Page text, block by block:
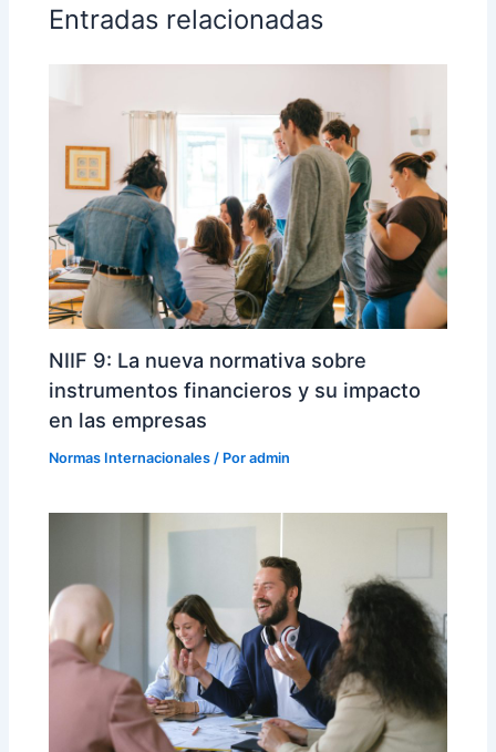
Entradas relacionadas
NIIF 9: La nueva normativa sobre
instrumentos financieros y su impacto
en las empresas
Normas Internacionales / Poradmin